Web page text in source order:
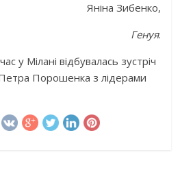
Яніна Зибенко,
Генуя.
у Мілані відбувалась зустріч
Порошенка з лідерами